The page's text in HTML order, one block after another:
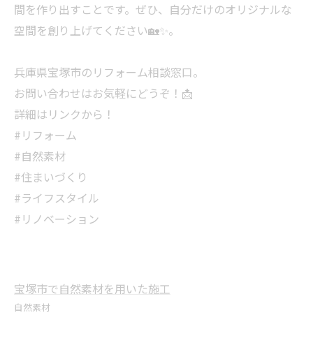
間を作り出すことです。ぜひ、自分だけのオリジナルな
空間を創り上げてください🏡✨。
兵庫県宝塚市のリフォーム相談窓口。
お問い合わせはお気軽にどうぞ！📩
詳細はリンクから！
#リフォーム
#自然素材
#住まいづくり
#ライフスタイル
#リノベーション
宝塚市で自然素材を用いた施工
自然素材